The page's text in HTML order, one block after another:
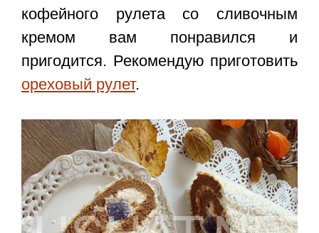
кофейного рулета со сливочным
кремом вам понравился и
пригодится. Рекомендую приготовить
ореховый рулет.